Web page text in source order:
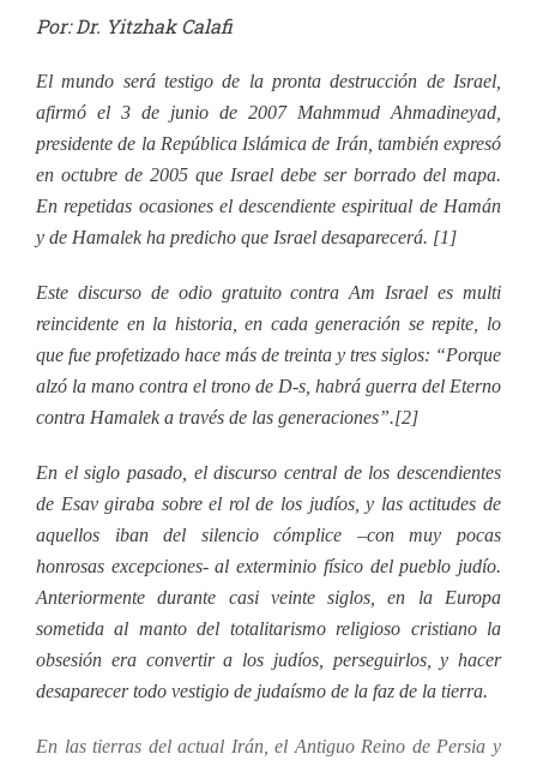
Por: Dr. Yitzhak Calafi
El mundo será testigo de la pronta destrucción de Israel,
afirmó el 3 de junio de 2007 Mahmmud Ahmadineyad,
presidente de la República Islámica de Irán, también expresó
en octubre de 2005 que Israel debe ser borrado del mapa.
En repetidas ocasiones el descendiente espiritual de Hamán
y de Hamalek ha predicho que Israel desaparecerá. [1]
Este discurso de odio gratuito contra Am Israel es multi
reincidente en la historia, en cada generación se repite, lo
que fue profetizado hace más de treinta y tres siglos: “Porque
alzó la mano contra el trono de D-s, habrá guerra del Eterno
contra Hamalek a través de las generaciones”.[2]
En el siglo pasado, el discurso central de los descendientes
de Esav giraba sobre el rol de los judíos, y las actitudes de
aquellos iban del silencio cómplice –con muy pocas
honrosas excepciones- al exterminio físico del pueblo judío.
Anteriormente durante casi veinte siglos, en la Europa
sometida al manto del totalitarismo religioso cristiano la
obsesión era convertir a los judíos, perseguirlos, y hacer
desaparecer todo vestigio de judaísmo de la faz de la tierra.
En las tierras del actual Irán, el Antiguo Reino de Persia y